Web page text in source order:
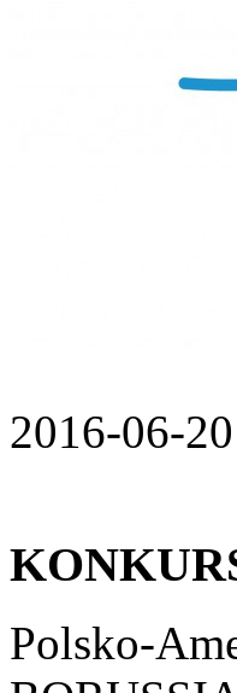
2016-06-20
Polsko-